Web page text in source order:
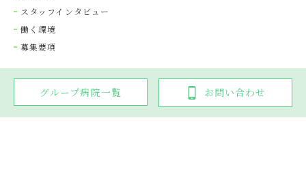
スタッフインタビュー
働く環境
募集要項
Copyright © 光が丘動物病院グループ. All rights reserved.
グループ病院一覧 お問い合わせ